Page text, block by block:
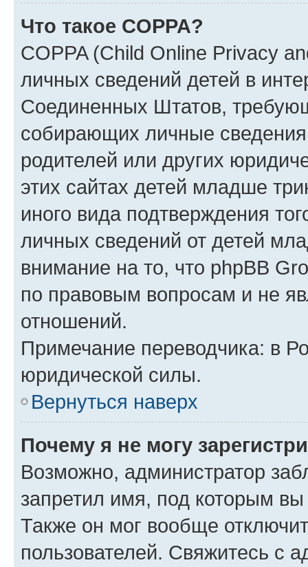
Что такое COPPA?
COPPA (Child Online Privacy
личных сведений детей в
Соединенных Штатов,
собирающих личные
родителей или других
этих сайтах детей младше
иного вида подтверждения
личных сведений от детей
внимание на то, что phpBB
по правовым вопросам и не
отношений.
Примечание переводчика: в
юридической силы.
Вернуться наверх
Почему я не могу
Возможно, администратор
запретил имя, под которым вы
Также он мог вообще
пользователей. Свяжитесь с